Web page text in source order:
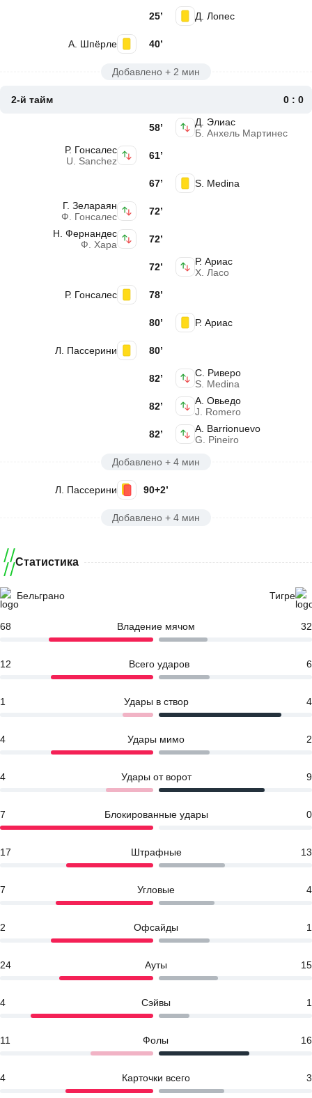
Д. Лопес
25’
А. Шпёрле 40’
Добавлено + 2 мин
2-й тайм
0 : 0
Д. Элиас
Б. Анхель Мартинес
58’
Р. Гонсалес
U. Sanchez
61’
S. Medina
67’
Г. Зелараян
Ф. Гонсалес
72’
Н. Фернандес
Ф. Хара
72’
Р. Ариас
Х. Ласо
72’
Р. Гонсалес 78’
Р. Ариас
80’
Л. Пассерини
80’
С. Риверо
S. Medina
82’
А. Овьедо
J. Romero
82’
A. Barrionuevo
G. Pineiro
82’
Добавлено + 4 мин
Л. Пассерини 90+2’
Добавлено + 4 мин
Статистика
Бельграно Тигре
68 Владение мячом 32
12 Всего ударов 6
1 Удары в створ 4
4 Удары мимо 2
4 Удары от ворот 9
7 Блокированные удары 0
17 Штрафные 13
7 Угловые 4
2 Офсайды 1
24 Ауты 15
4 Сэйвы 1
11 Фолы 16
4 Карточки всего 3